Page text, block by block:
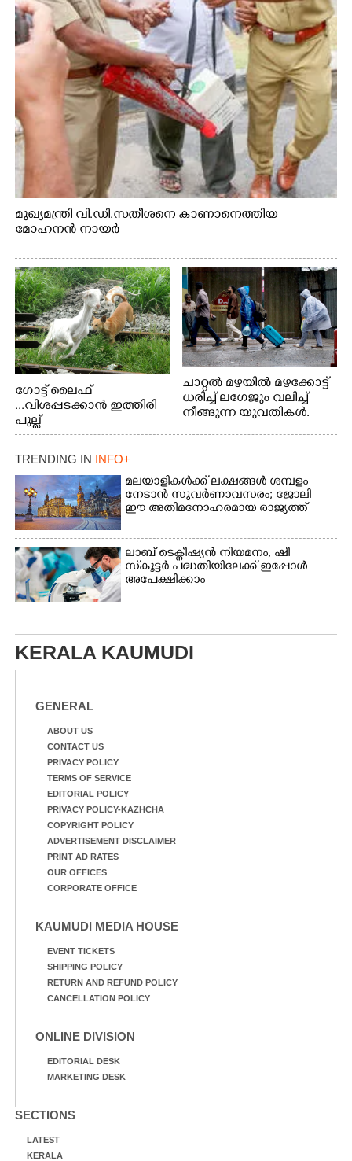
മുഖ്യമന്ത്രി വി.ഡി.സതീശനെ കാണാനെത്തിയ
മോഹനൻ നായർ
ഗോട്ട് ലൈഫ്
...വിശപ്പടക്കാൻ ഇത്തിരി
പുല്ല്
തിന്നാനെത്തിയതാണ്
ആട്. തെരുവ് നായ്ക്കൾ
കടിച്ച് കീറാൻ വന്നതോടെ
വയറിന്റെ ആന്തൽ മറന്ന്
ജീവന് വേണ്ടിയായി ഓട്ടം.
എറണാകുളം
വാത്തുരുത്തിയിൽ
നിന്നുള്ള കാഴ്ച
ചാറ്റൽ മഴയിൽ മഴക്കോട്ട്
ധരിച്ച് ലഗേജും വലിച്ച്
നീങ്ങുന്ന യുവതികൾ.
TRENDING IN INFO+
മലയാളികൾക്ക് ലക്ഷങ്ങൾ ശമ്പളം
നേടാൻ സുവർണാവസരം; ജോലി
ഈ അതിമനോഹരമായ രാജ്യത്ത്
ലാബ് ടെക്നീഷ്യൻ നിയമനം, ഷീ
സ്‌കൂട്ടർ പദ്ധതിയിലേക്ക് ഇപ്പോൾ
അപേക്ഷിക്കാം
KERALA KAUMUDI
GENERAL
ABOUT US
CONTACT US
PRIVACY POLICY
TERMS OF SERVICE
EDITORIAL POLICY
PRIVACY POLICY-KAZHCHA
COPYRIGHT POLICY
ADVERTISEMENT DISCLAIMER
PRINT AD RATES
OUR OFFICES
CORPORATE OFFICE
KAUMUDI MEDIA HOUSE
EVENT TICKETS
SHIPPING POLICY
RETURN AND REFUND POLICY
CANCELLATION POLICY
ONLINE DIVISION
EDITORIAL DESK
MARKETING DESK
SECTIONS
LATEST
KERALA